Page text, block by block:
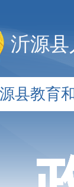
沂源
县教育